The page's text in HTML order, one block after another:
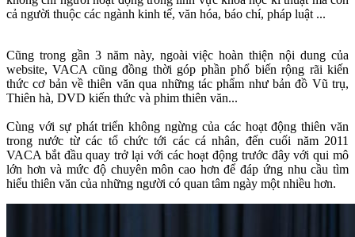
cả người thuộc các ngành kinh tế, văn hóa, báo chí, pháp luật ...
Cũng trong gần 3 năm này, ngoài việc hoàn thiện nội dung của
website, VACA cũng đồng thời góp phần phổ biến rộng rãi kiến
thức cơ bản về thiên văn qua những tác phẩm như bản đồ Vũ trụ,
Thiên hà, DVD kiến thức và phim thiên văn...
Cùng với sự phát triển không ngừng của các hoạt động thiên văn
trong nước từ các tổ chức tới các cá nhân, đến cuối năm 2011
VACA bắt đầu quay trở lại với các hoạt động trước đây với qui mô
lớn hơn và mức độ chuyên môn cao hơn để đáp ứng nhu cầu tìm
hiểu thiên văn của những người có quan tâm ngày một nhiều hơn.